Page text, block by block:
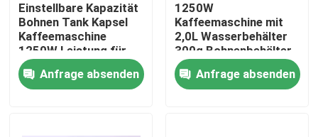
Haus
Produkte
VR Show
Einstellbare Kapazität
Bohnen Tank Kapsel
Kaffeemaschine
1250W Leistung für
perfekte Brauereien
Anfrage absenden
1250W
Kaffeemaschine mit
2,0L Wasserbehälter
300g Bohnenbehälter
und 70-140mm
Kaffeenausgangshöhe
Anfrage absenden